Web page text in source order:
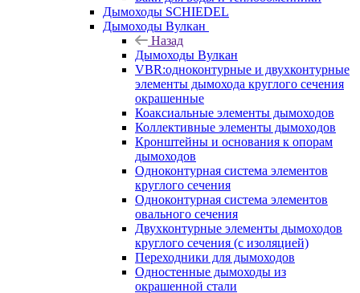
Дымоходы SCHIEDEL
Дымоходы Вулкан
Назад
Дымоходы Вулкан
VBR:одноконтурные и двухконтурные
элементы дымохода круглого сечения
окрашенные
Коаксиальные элементы дымоходов
Коллективные элементы дымоходов
Кронштейны и основания к опорам
дымоходов
Одноконтурная система элементов
круглого сечения
Одноконтурная система элементов
овального сечения
Двухконтурные элементы дымоходов
круглого сечения (с изоляцией)
Переходники для дымоходов
Одностенные дымоходы из
окрашенной стали